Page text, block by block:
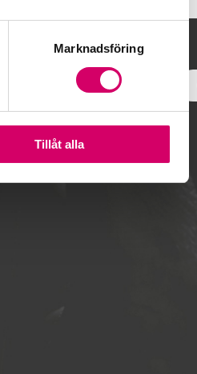
Marknadsföring
Tillåt alla
Lägg till i kalender